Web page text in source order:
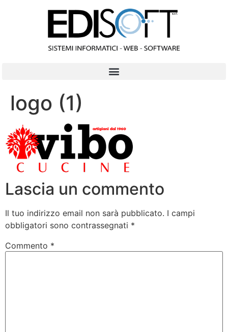
logo (1)
Lascia un commento
Il tuo indirizzo email non sarà pubblicato. I campi
obbligatori sono contrassegnati *
Commento *